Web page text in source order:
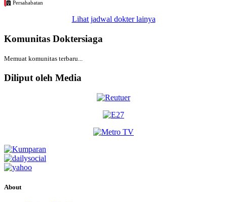
Persahabatan
Lihat jadwal dokter lainya
Komunitas Doktersiaga
Memuat komunitas terbaru...
Diliput oleh Media
About